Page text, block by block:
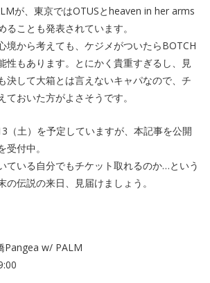
が、東京ではOTUSとheaven in her arms
ことも発表されています。
境から考えても、ケジメがついたらBOTCH
性もあります。とにかく貴重すぎるし、見
決して大箱とは言えないキャパなので、チ
おいた方がよさそうです。
（土）を予定していますが、本記事を公開
付中。
ている自分でもチケット取れるのか…という
の伝説の来日、見届けましょう。
Pangea w/ PALM